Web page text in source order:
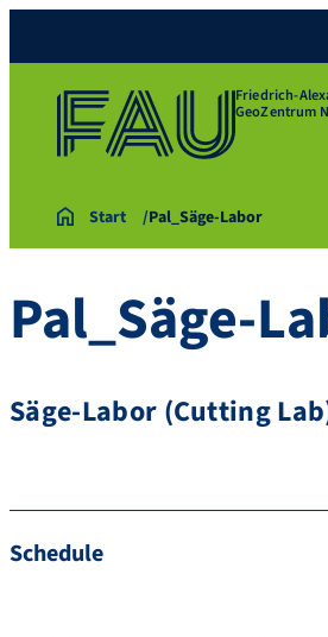
Friedrich-
GeoZentrum
Start Pal_Säge-Labor
Pal_Säge-
Säge-Labor (Cutting
Schedule